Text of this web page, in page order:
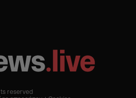
reserved